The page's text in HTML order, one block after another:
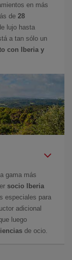
en más
de 28
lujo hasta
a tan sólo un
con Iberia y
gama más
socio Iberia
especiales para
adicional
luego
de ocio.